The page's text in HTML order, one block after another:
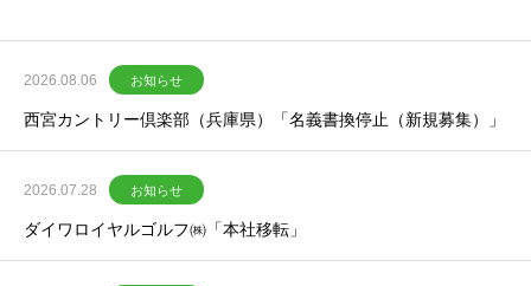
2026.08.06 お知らせ
西宮カントリー倶楽部（兵庫県）「名義書換停止（新規募集）」
2026.07.28 お知らせ
ダイワロイヤルゴルフ㈱「本社移転」